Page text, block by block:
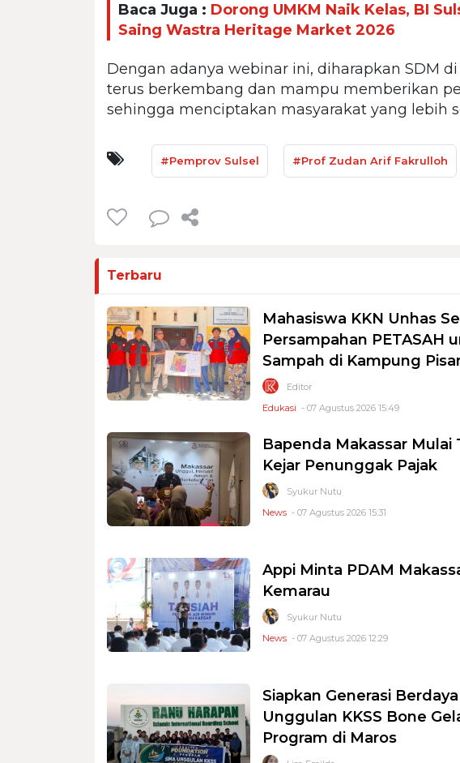
Baca Juga : Dorong UMKM Naik Kelas, BI
Saing Wastra Heritage Market 2026
Dengan adanya webinar ini, diharapkan SDM
terus berkembang dan mampu memberikan
sehingga menciptakan masyarakat yang lebih
#Pemprov Sulsel #Prof Zudan Arif Fakrulloh
Terbaru
Mahasiswa KKN Unhas
Persampahan PETASAH
Sampah di Kampung
Editor
Edukasi - 07 Agustus 2026 15:49
Bapenda Makassar
Kejar Penunggak Pajak
Syukur Nutu
News - 07 Agustus 2026 15:31
Appi Minta PDAM
Kemarau
Syukur Nutu
News - 07 Agustus 2026 12:29
Siapkan Generasi
Unggulan KKSS Bone
Program di Maros